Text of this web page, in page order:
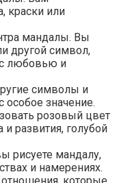
краски или
мандалы. Вы
другой символ,
с любовью и
символы и
значение.
розовый цвет
развития, голубой
рисуете мандалу,
и намерениях.